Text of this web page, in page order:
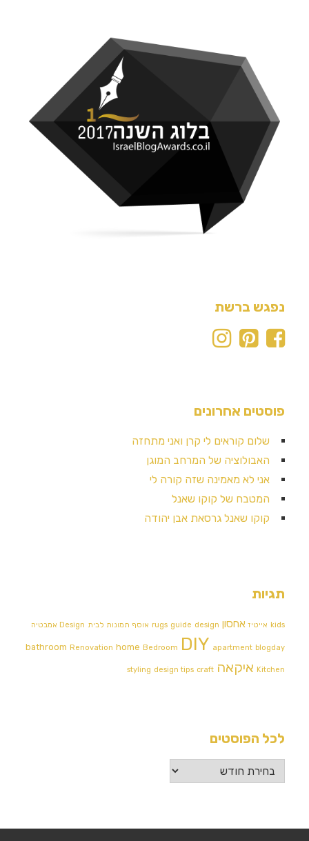
נפגש ברשת
פוסטים אחרונים
שלום קוראים לי קרן ואני מתחזה
האבולוציה של המרחב המוגן
אני לא מאמינה שזה קורה לי
המטבח של קוקו שאנל
קוקו שאנל גרסאת אבן יהודה
תגיות
kids אייטיז אחסון rugs guide design אוסף תמונות לבית Design אמבטיה
bathroom Renovation home Bedroom DIY apartment blogday
Kitchen איקאה styling design tips craft
לכל הפוסטים
לכל
הפוסטים